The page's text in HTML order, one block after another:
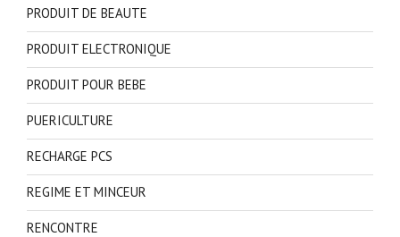
PRODUIT DE BEAUTE
PRODUIT ELECTRONIQUE
PRODUIT POUR BEBE
PUERICULTURE
RECHARGE PCS
REGIME ET MINCEUR
RENCONTRE